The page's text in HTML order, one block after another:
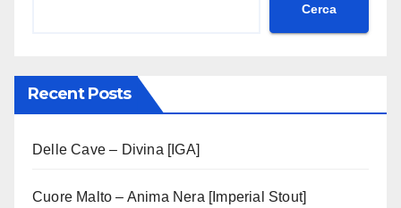
Cerca
Recent Posts
Delle Cave – Divina [IGA]
Cuore Malto – Anima Nera [Imperial Stout]